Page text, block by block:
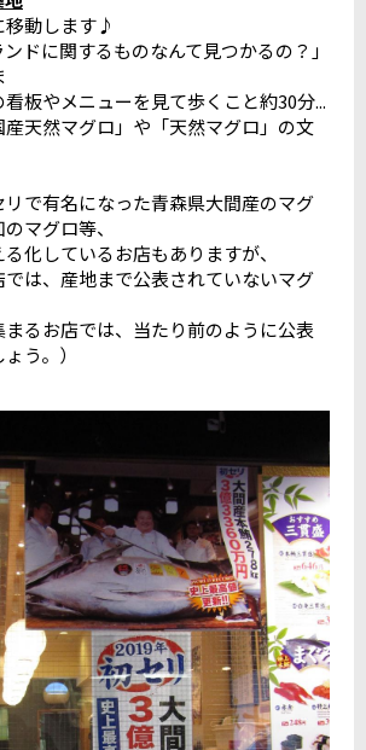
移動します♪
ンドに関するものなんて見つかるの？」
板やメニューを見て歩くこと約30分...
産天然マグロ」や「天然マグロ」の文
で有名になった青森県大間産のマグ
マグロ等、
化しているお店もありますが、
は、産地まで公表されていないマグ
まるお店では、当たり前のように公表
う。）